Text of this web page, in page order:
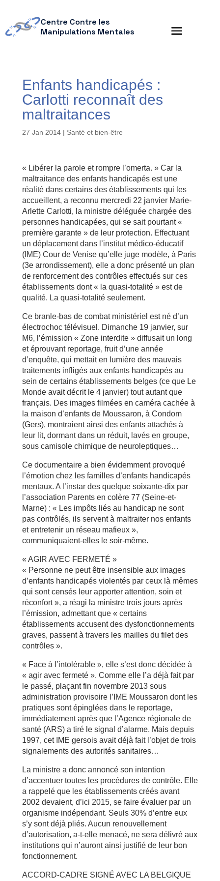
Centre Contre les
Manipulations Mentales
Enfants handicapés :
Carlotti reconnaît des
maltraitances
27 Jan 2014| Santé et bien-être
« Libérer la parole et rompre l’omerta. » Car la
maltraitance des enfants handicapés est une
réalité dans certains des établissements qui les
accueillent, a reconnu mercredi 22 janvier Marie-
Arlette Carlotti, la ministre déléguée chargée des
personnes handicapées, qui se sait pourtant «
première garante » de leur protection. Effectuant
un déplacement dans l’institut médico-éducatif
(IME) Cour de Venise qu’elle juge modèle, à Paris
(3e arrondissement), elle a donc présenté un plan
de renforcement des contrôles effectués sur ces
établissements dont « la quasi-totalité » est de
qualité. La quasi-totalité seulement.
Ce branle-bas de combat ministériel est né d’un
électrochoc télévisuel. Dimanche 19 janvier, sur
M6, l’émission « Zone interdite » diffusait un long
et éprouvant reportage, fruit d’une année
d’enquête, qui mettait en lumière des mauvais
traitements infligés aux enfants handicapés au
sein de certains établissements belges (ce que Le
Monde avait décrit le 4 janvier) tout autant que
français. Des images filmées en caméra cachée à
la maison d’enfants de Moussaron, à Condom
(Gers), montraient ainsi des enfants attachés à
leur lit, dormant dans un réduit, lavés en groupe,
sous camisole chimique de neuroleptiques…
Ce documentaire a bien évidemment provoqué
l’émotion chez les familles d’enfants handicapés
mentaux. A l’instar des quelque soixante-dix par
l’association Parents en colère 77 (Seine-et-
Marne) : « Les impôts liés au handicap ne sont
pas contrôlés, ils servent à maltraiter nos enfants
et entretenir un réseau mafieux »,
communiquaient-elles le soir-même.
« AGIR AVEC FERMETÉ »
« Personne ne peut être insensible aux images
d’enfants handicapés violentés par ceux là mêmes
qui sont censés leur apporter attention, soin et
réconfort », a réagi la ministre trois jours après
l’émission, admettant que « certains
établissements accusent des dysfonctionnements
graves, passent à travers les mailles du filet des
contrôles ».
« Face à l’intolérable », elle s’est donc décidée à
« agir avec fermeté ». Comme elle l’a déjà fait par
le passé, plaçant fin novembre 2013 sous
administration provisoire l’IME Moussaron dont les
pratiques sont épinglées dans le reportage,
immédiatement après que l’Agence régionale de
santé (ARS) a tiré le signal d’alarme. Mais depuis
1997, cet IME gersois avait déjà fait l’objet de trois
signalements des autorités sanitaires…
La ministre a donc annoncé son intention
d’accentuer toutes les procédures de contrôle. Elle
a rappelé que les établissements créés avant
2002 devaient, d’ici 2015, se faire évaluer par un
organisme indépendant. Seuls 30% d’entre eux
s’y sont déjà pliés. Aucun renouvellement
d’autorisation, a-t-elle menacé, ne sera délivré aux
institutions qui n’auront ainsi justifié de leur bon
fonctionnement.
ACCORD-CADRE SIGNÉ AVEC LA BELGIQUE